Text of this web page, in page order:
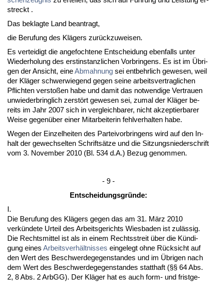
streckt .
Das be­klag­te Land be­an­tragt,
die Be­ru­fung des Klägers zurück­zu­wei­sen.
Es ver­tei­digt die an­ge­foch­te­ne Ent­schei­dung eben­falls un­ter
Wie­der­ho­lung des erst­in­stanz­li­chen Vor­brin­gens. Es ist im Übri­
gen der An­sicht, ei­neAb­mah­nung sei ent­behr­lich ge­we­sen, weil
der Kläger schwer­wie­gend ge­gen sei­ne ar­beits­ver­trag­li­chen
Pflich­ten ver­s­toßen ha­be und da­mit das not­wen­di­ge Ver­trau­en
un­wie­der­bring­lich zerstört ge­we­sen sei, zu­mal der Kläger be­
reits im Jahr 2007 sich in ver­gleich­ba­rer, nicht ak­zep­tier­ba­rer
Wei­se ge­genüber ei­ner Mit­ar­bei­te­rin fehl­ver­hal­ten ha­be.
We­gen der Ein­zel­hei­ten des Par­tei­vor­brin­gens wird auf den In­
halt der ge­wech­sel­ten Schriftsätze und die Sit­zungs­nie­der­schrift
vom 3. No­vem­ber 2010 (Bl. 534 d.A.) Be­zug ge­nom­men.
- 9 -
Ent­schei­dungs­gründe:
I.
Die Be­ru­fung des Klägers ge­gen das am 31. März 2010
verkünde­te Ur­teil des Ar­beits­ge­richts Wies­ba­den ist zulässig.
Die Rechts­mit­tel ist als in ei­nem Rechts­streit über die Kündi­
gung ei­nes Ar­beits­verhält­nis­ses ein­ge­legt oh­ne Rück­sicht auf
den Wert des Be­schwer­de­ge­gen­stan­des und im Übri­gen nach
dem Wert des Be­schwer­de­ge­gen­stan­des statt­haft (§§ 64 Abs.
2, 8 Abs. 2 ArbGG). Der Kläger hat es auch form- und frist­ge­